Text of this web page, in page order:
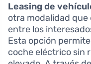
Leasing de
otra modalidad
entre los
Esta opción
coche eléctrico sin